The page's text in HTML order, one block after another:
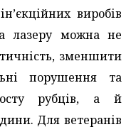
виробів
лазеру можна не
зменшити
порушення та
рубців, а й
Для ветеранів